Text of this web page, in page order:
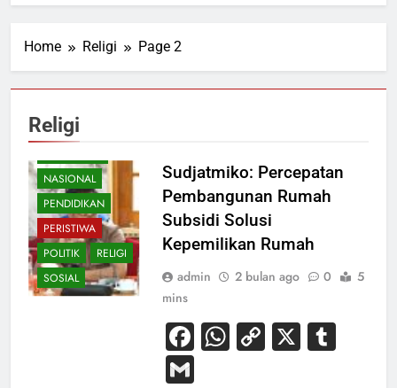
Home Religi Page 2
Religi
BUDAYA
HUKUM
NASIONAL
PENDIDIKAN
PERISTIWA
POLITIK
RELIGI
SOSIAL
Sudjatmiko: Percepatan
Pembangunan Rumah
Subsidi Solusi
Kepemilikan Rumah
admin 2 bulan ago 0
5
mins
Facebook
WhatsApp
Copy
X
Gmail